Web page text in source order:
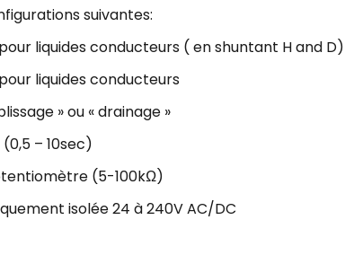
suivantes:
liquides conducteurs ( en shuntant H and D)
liquides conducteurs
» ou « drainage »
– 10sec)
(5-100kΩ)
isolée 24 à 240V AC/DC